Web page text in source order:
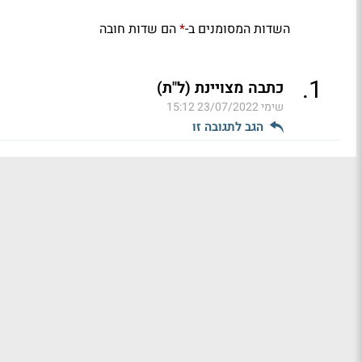
השדות המסומנים ב-*הם שדות חובה
1
. כתבה מצויינת (ל"ת)
שימי23/07/2022 15:12
הגב לתגובה זו